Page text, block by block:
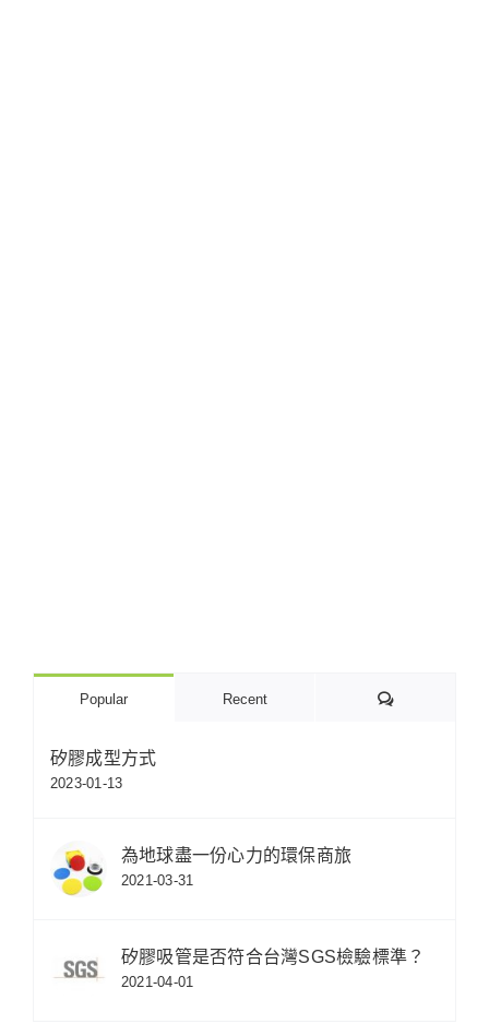
Popular Recent Comments
矽膠成型方式
2023-01-13
為地球盡一份心力的環保商旅
2021-03-31
矽膠吸管是否符合台灣SGS檢驗標準？
2021-04-01